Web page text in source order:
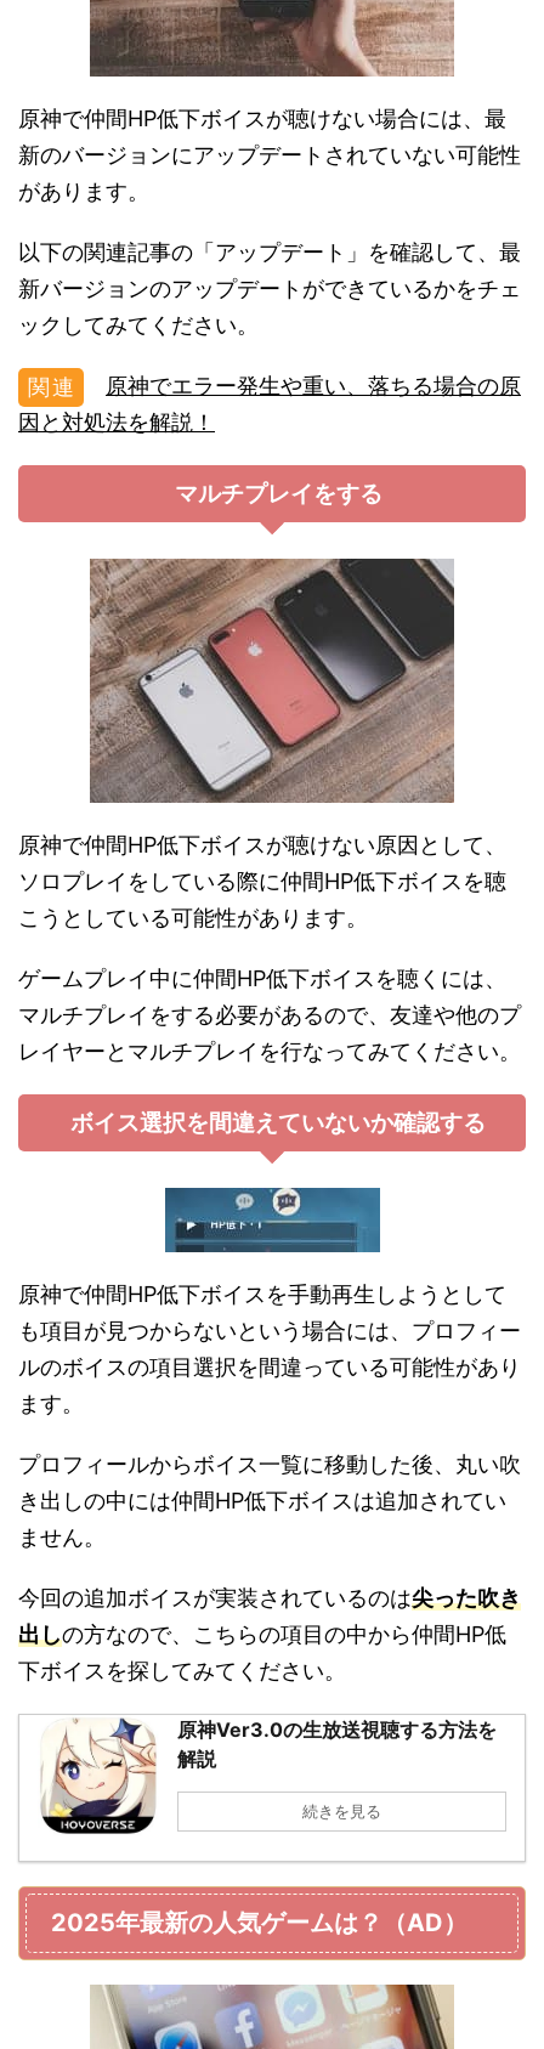
原神で仲間HP低下ボイスが聴けない場合には、最
新のバージョンにアップデートされていない可能性
があります。
以下の関連記事の「アップデート」を確認して、最
新バージョンのアップデートができているかをチェ
ックしてみてください。
原神でエラー発生や重い、落ちる場合の原
因と対処法を解説！
マルチプレイをする
原神で仲間HP低下ボイスが聴けない原因として、
ソロプレイをしている際に仲間HP低下ボイスを聴
こうとしている可能性があります。
ゲームプレイ中に仲間HP低下ボイスを聴くには、
マルチプレイをする必要があるので、友達や他のプ
レイヤーとマルチプレイを行なってみてください。
ボイス選択を間違えていないか確認する
原神で仲間HP低下ボイスを手動再生しようとして
も項目が見つからないという場合には、プロフィー
ルのボイスの項目選択を間違っている可能性があり
ます。
プロフィールからボイス一覧に移動した後、丸い吹
き出しの中には仲間HP低下ボイスは追加されてい
ません。
今回の追加ボイスが実装されているのは尖った吹き
出しの方なので、こちらの項目の中から仲間HP低
下ボイスを探してみてください。
原神Ver3.0の生放送視聴する方法を
解説
続きを見る
2025年最新の人気ゲームは？（AD）